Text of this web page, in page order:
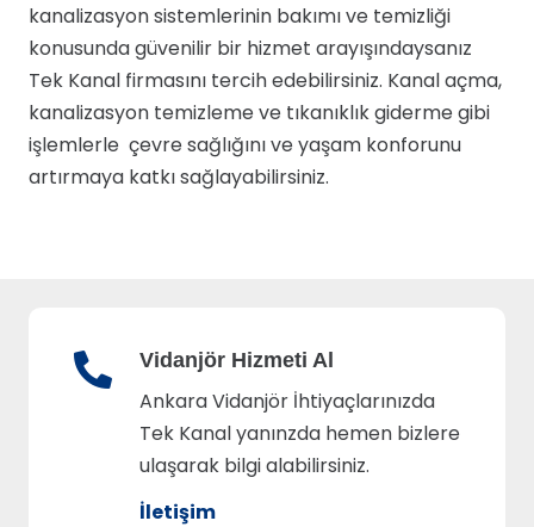
kanalizasyon sistemlerinin bakımı ve temizliği
konusunda güvenilir bir hizmet arayışındaysanız
Tek Kanal firmasını tercih edebilirsiniz. Kanal açma,
kanalizasyon temizleme ve tıkanıklık giderme gibi
işlemlerle çevre sağlığını ve yaşam konforunu
artırmaya katkı sağlayabilirsiniz.
Vidanjör Hizmeti Al
Ankara Vidanjör İhtiyaçlarınızda
Tek Kanal yanınzda hemen bizlere
ulaşarak bilgi alabilirsiniz.
İletişim